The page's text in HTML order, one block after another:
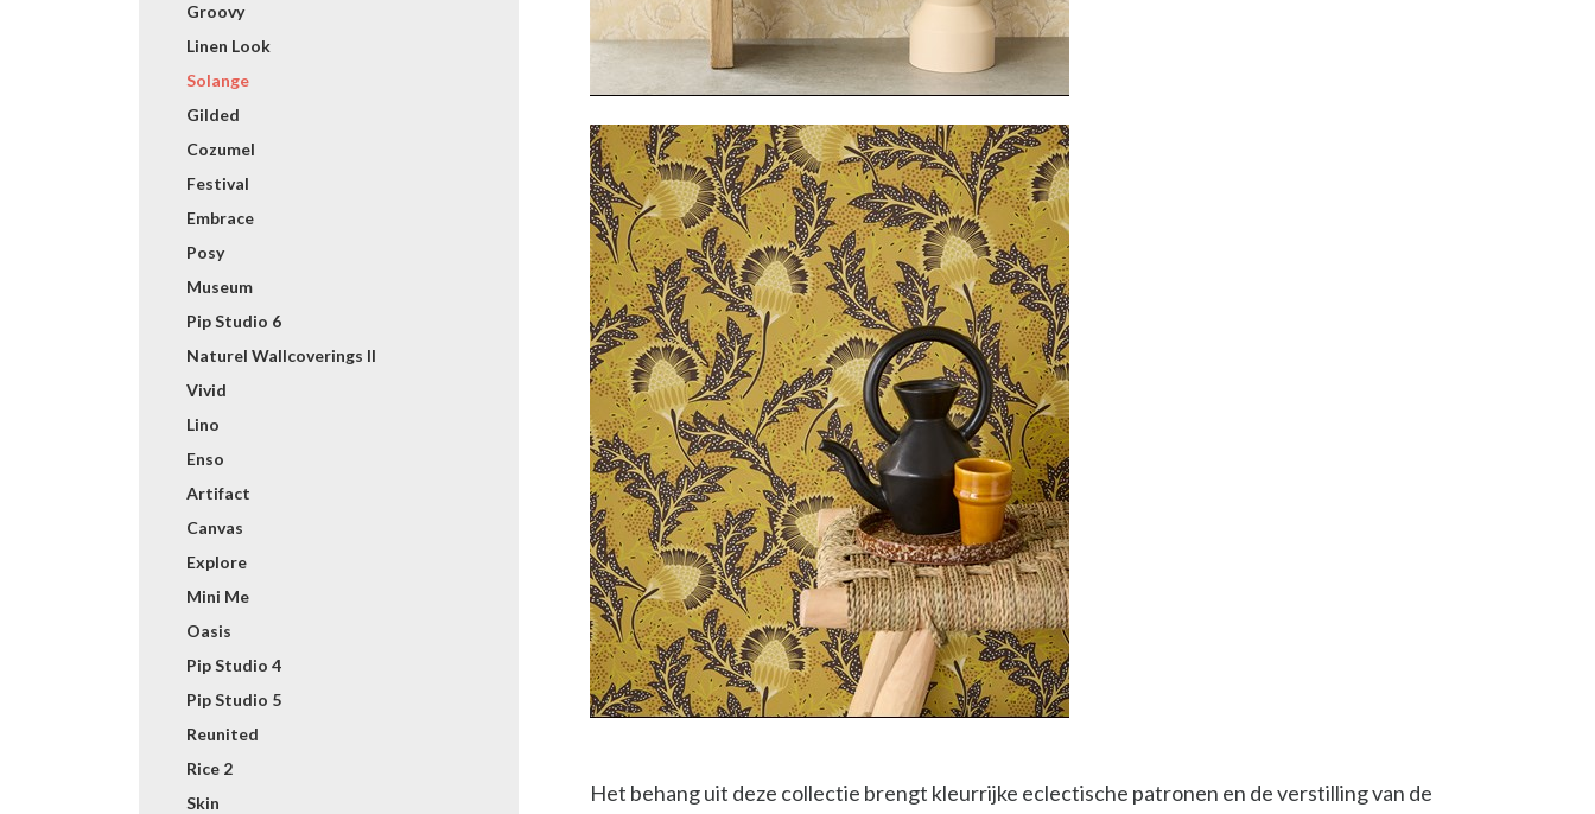
Groovy
Linen Look
Solange
Gilded
Cozumel
Festival
Embrace
Posy
Museum
Pip Studio 6
Naturel Wallcoverings II
Vivid
Lino
Enso
Artifact
Canvas
Explore
Mini Me
Oasis
Pip Studio 4
Pip Studio 5
Reunited
Rice 2
Skin
Het behang uit deze collectie brengt kleurrijke eclectische patronen en de verstilling van de